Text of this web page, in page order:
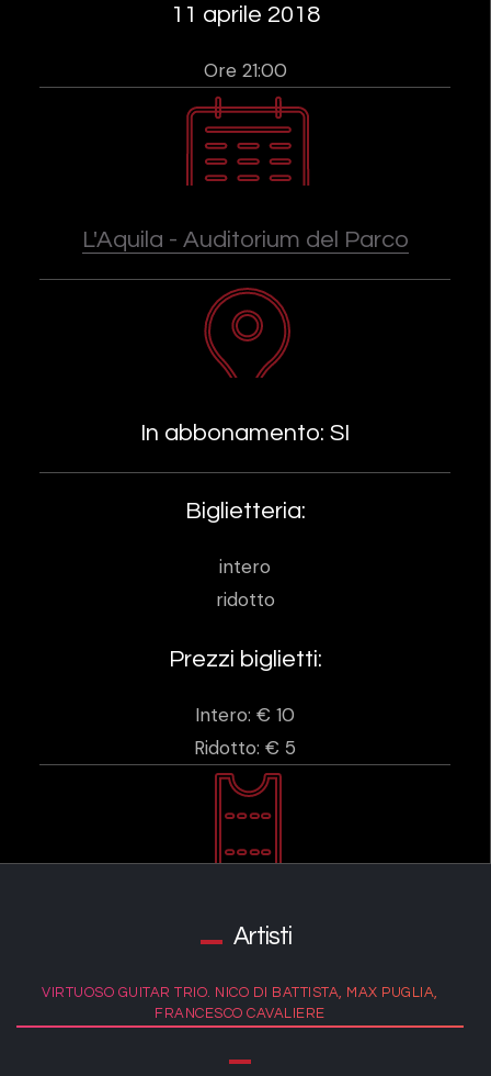
11 aprile 2018
Ore 21:00
L'Aquila - Auditorium del Parco
In abbonamento: SI
Biglietteria:
intero
ridotto
Prezzi biglietti:
Intero: € 10
Ridotto: € 5
Artisti
VIRTUOSO GUITAR TRIO. NICO DI BATTISTA, MAX PUGLIA,
FRANCESCO CAVALIERE